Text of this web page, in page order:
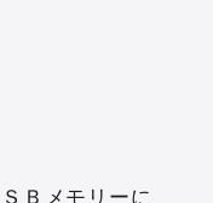
Ｂメモリーに